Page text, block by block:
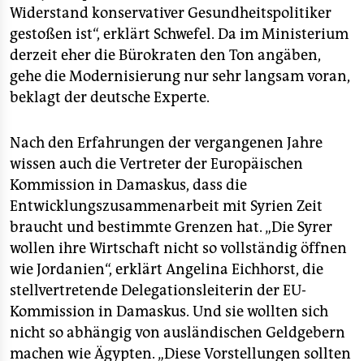
Widerstand konservativer Gesundheitspolitiker
gestoßen ist“, erklärt Schwefel. Da im Ministerium
derzeit eher die Bürokraten den Ton angäben,
gehe die Modernisierung nur sehr langsam voran,
beklagt der deutsche Experte.
Nach den Erfahrungen der vergangenen Jahre
wissen auch die Vertreter der Europäischen
Kommission in Damaskus, dass die
Entwicklungszusammenarbeit mit Syrien Zeit
braucht und bestimmte Grenzen hat. „Die Syrer
wollen ihre Wirtschaft nicht so vollständig öffnen
wie Jordanien“, erklärt Angelina Eichhorst, die
stellvertretende Delegationsleiterin der EU-
Kommission in Damaskus. Und sie wollten sich
nicht so abhängig von ausländischen Geldgebern
machen wie Ägypten. „Diese Vorstellungen sollten